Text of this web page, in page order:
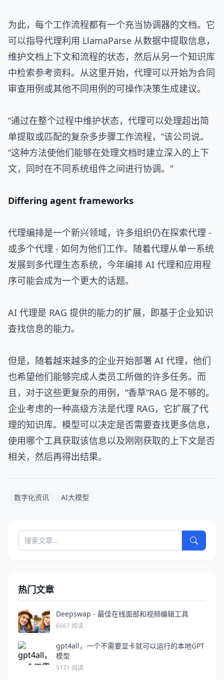
为此，每个工作流程都有一个充当协调器的文档。它
可以指导代理利用 LlamaParse 从数据中提取信息，
维护文档上下文和流程的状态，然后从另一个知识库
中检索参考资料。从这里开始，代理可以开始为合同
审查用例或其他不同用例的可操作决策生成建议。
“通过在整个过程中维护状态，代理可以处理超出简
单提取或匹配的复杂多步骤工作流程，”该公司说。
“这种方法使他们能够在处理文档时建立深入的上下
文，同时在不同系统组件之间进行协调。”
Differing agent frameworks
代理编排是一个新兴领域，许多组织仍在探索代理 -
或多个代理 - 如何为他们工作。随着代理从单一系统
发展到多代理生态系统，今年编排 AI 代理和应用程
序可能会成为一个更大的话题。
AI 代理是 RAG 提供的能力的扩展，即基于企业知识
查找信息的能力。
但是，随着越来越多的企业开始部署 AI 代理，他们
也希望他们能够完成人类员工所做的许多任务。而
且，对于这些更复杂的用例，“香草”RAG 是不够的。
企业考虑的一种高级方法是代理 RAG，它扩展了代
理的知识库。模型可以决定是否需要查找更多信息，
使用哪个工具获取该信息以及刚刚获取的上下文是否
相关，然后再得出结果。
数字化资讯 AI大模型
热门文章
Deepswap - 最佳在线面部和视频编辑工具
6667 阅读
gpt4all，一个不需要显卡就可以运行的本地GPT
模型
5171 阅读